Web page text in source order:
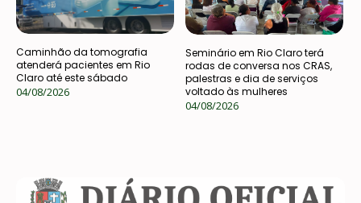
Caminhão da tomografia
atenderá pacientes em Rio
Claro até este sábado
04/08/2026
Seminário em Rio Claro terá
rodas de conversa nos CRAS,
palestras e dia de serviços
voltado às mulheres
04/08/2026